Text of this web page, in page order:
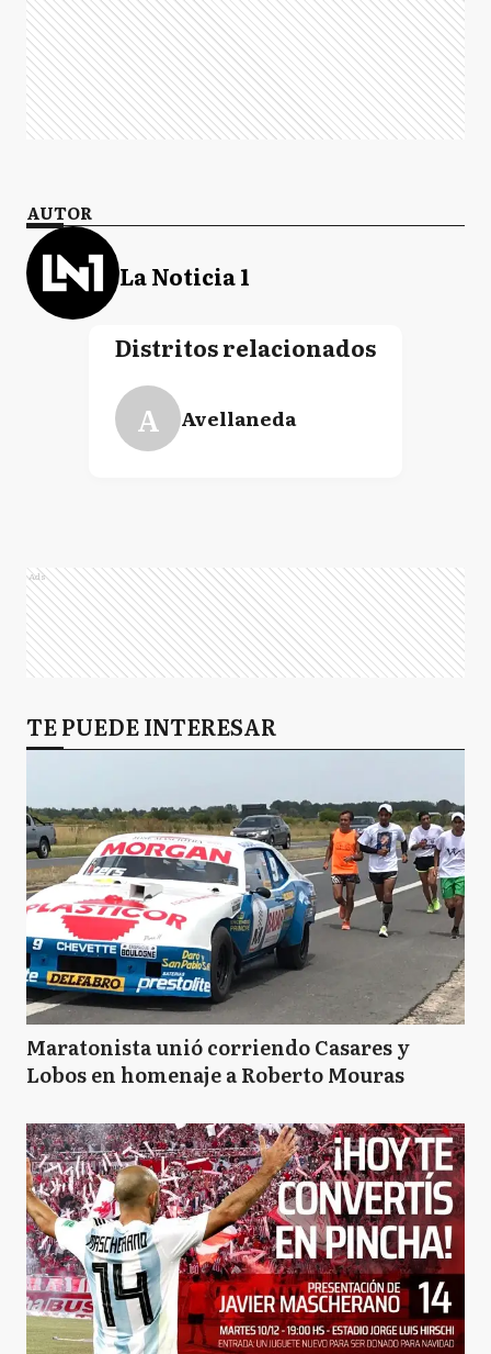
AUTOR
La Noticia 1
Distritos relacionados
A Avellaneda
Ads
TE PUEDE INTERESAR
Maratonista unió corriendo Casares y
Lobos en homenaje a Roberto Mouras